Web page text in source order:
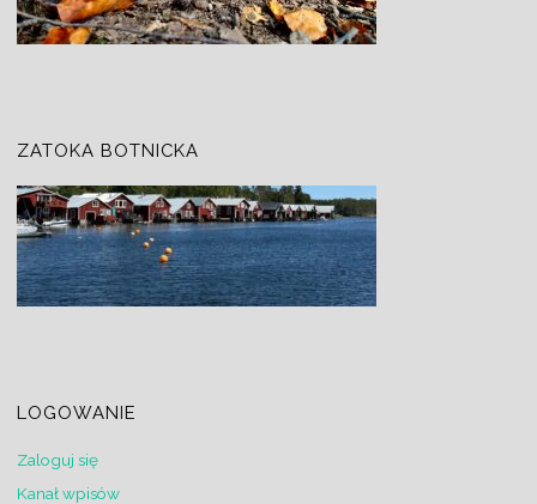
ZATOKA BOTNICKA
LOGOWANIE
Zaloguj się
Kanał wpisów